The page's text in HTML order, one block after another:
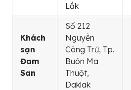
Lắk
Khách
sạn
Đam
San
Số 212
Nguyễn
Công Trứ, Tp.
Buôn Ma
Thuột,
Daklak